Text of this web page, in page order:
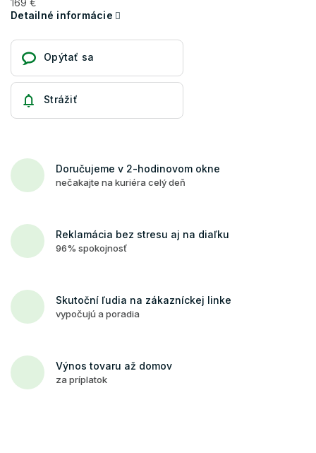
Detailné informácie
Opýtať sa
Strážiť
Doručujeme v 2-hodinovom okne
nečakajte na kuriéra celý deň
Reklamácia bez stresu aj na diaľku
96% spokojnosť
Skutoční ľudia na zákazníckej linke
vypočujú a poradia
Výnos tovaru až domov
za príplatok